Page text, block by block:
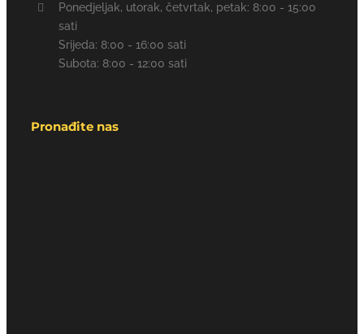
Ponedjeljak, utorak, četvrtak, petak: 8:00 - 15:00
sati
Srijeda: 8:00 - 16:00 sati
Subota: 8:00 - 12:00 sati
Pronađite nas